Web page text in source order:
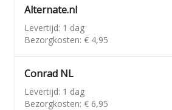
Alternate.nl
Levertijd: 1 dag
Bezorgkosten: € 4,95
Conrad NL
Levertijd: 1 dag
Bezorgkosten: € 6,95